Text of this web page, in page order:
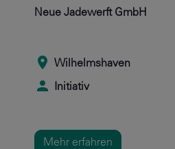
Neue Jadewerft GmbH
Wilhelmshaven
Initiativ
Mehr erfahren